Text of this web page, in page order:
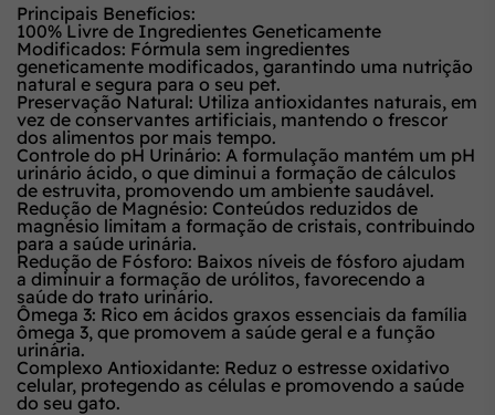
Principais Benefícios:
100% Livre de Ingredientes Geneticamente
Modificados: Fórmula sem ingredientes
geneticamente modificados, garantindo uma nutrição
natural e segura para o seu pet.
Preservação Natural: Utiliza antioxidantes naturais, em
vez de conservantes artificiais, mantendo o frescor
dos alimentos por mais tempo.
Controle do pH Urinário: A formulação mantém um pH
urinário ácido, o que diminui a formação de cálculos
de estruvita, promovendo um ambiente saudável.
Redução de Magnésio: Conteúdos reduzidos de
magnésio limitam a formação de cristais, contribuindo
para a saúde urinária.
Redução de Fósforo: Baixos níveis de fósforo ajudam
a diminuir a formação de urólitos, favorecendo a
saúde do trato urinário.
Ômega 3: Rico em ácidos graxos essenciais da família
ômega 3, que promovem a saúde geral e a função
urinária.
Complexo Antioxidante: Reduz o estresse oxidativo
celular, protegendo as células e promovendo a saúde
do seu gato.